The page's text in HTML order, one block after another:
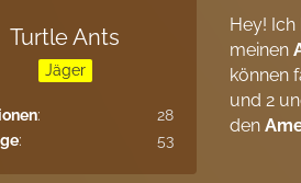
Turtle Ants
Jäger
28
53
Hey!
meinen
können
und 2
den